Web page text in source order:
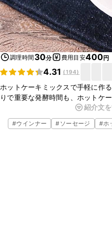
調理時間 30分 費用目安400円
4.31 (194)
ホットケーキミックスで手軽に作
りで重要な発酵時間も、ホットケ
ん。短時間でふかふかに仕上がり
ドがアクセントになりますよ。
紹介文
#ウインナー #ソーセージ #ホ